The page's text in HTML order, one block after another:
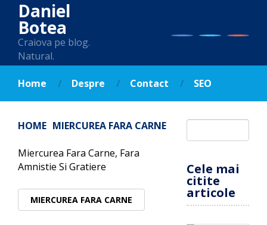
Daniel
Botea
Craiova pe blog.
Natural.
Home Despre Contact SEO
HOME MIERCUREA FARA CARNE
Miercurea Fara Carne, Fara
Amnistie Si Gratiere
MIERCUREA FARA CARNE
Cele mai
citite
articole